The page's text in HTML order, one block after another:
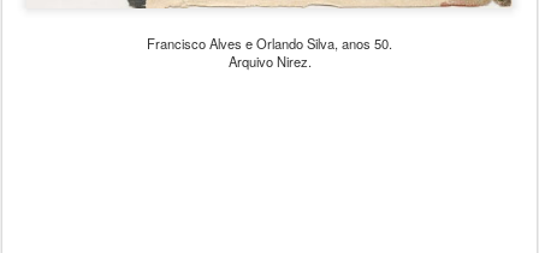
Francisco Alves e Orlando Silva, anos 50.
Arquivo Nirez.